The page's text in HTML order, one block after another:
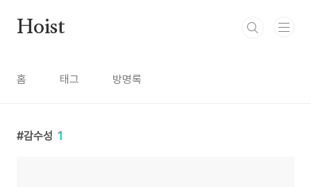
Hoist
홈 태그 방명록
감수성 1